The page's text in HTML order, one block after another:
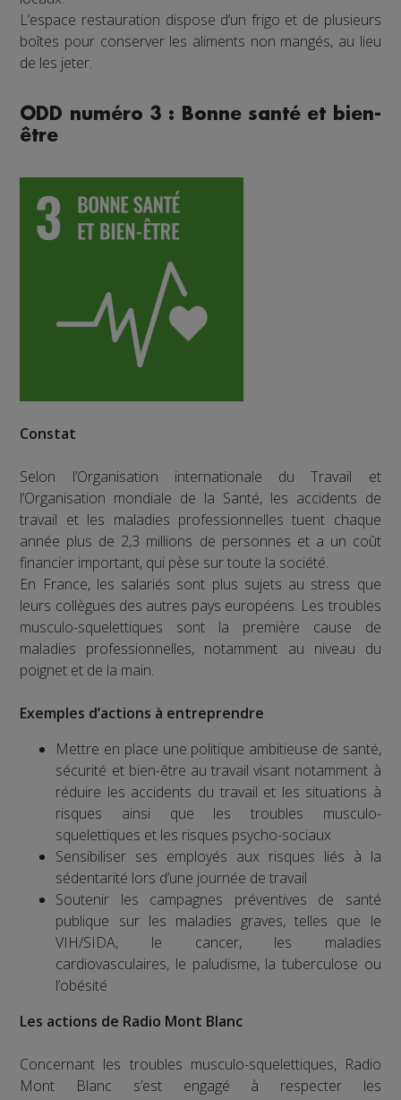
L’espace restauration dispose d’un frigo et de plusieurs
boîtes pour conserver les aliments non mangés, au lieu
de les jeter.
ODD numéro 3 : Bonne santé et bien-
être
Constat
Selon l’Organisation internationale du Travail et
l’Organisation mondiale de la Santé, les accidents de
travail et les maladies professionnelles tuent chaque
année plus de 2,3 millions de personnes et a un coût
financier important, qui pèse sur toute la société.
En France, les salariés sont plus sujets au stress que
leurs collègues des autres pays européens. Les troubles
musculo-squelettiques sont la première cause de
maladies professionnelles, notamment au niveau du
poignet et de la main.
Exemples d’actions à entreprendre
Mettre en place une politique ambitieuse de santé,
sécurité et bien-être au travail visant notamment à
réduire les accidents du travail et les situations à
risques ainsi que les troubles musculo-
squelettiques et les risques psycho-sociaux
Sensibiliser ses employés aux risques liés à la
sédentarité lors d’une journée de travail
Soutenir les campagnes préventives de santé
publique sur les maladies graves, telles que le
VIH/SIDA, le cancer, les maladies
cardiovasculaires, le paludisme, la tuberculose ou
l’obésité
Les actions de Radio Mont Blanc
Concernant les troubles musculo-squelettiques, Radio
Mont Blanc s’est engagé à respecter les